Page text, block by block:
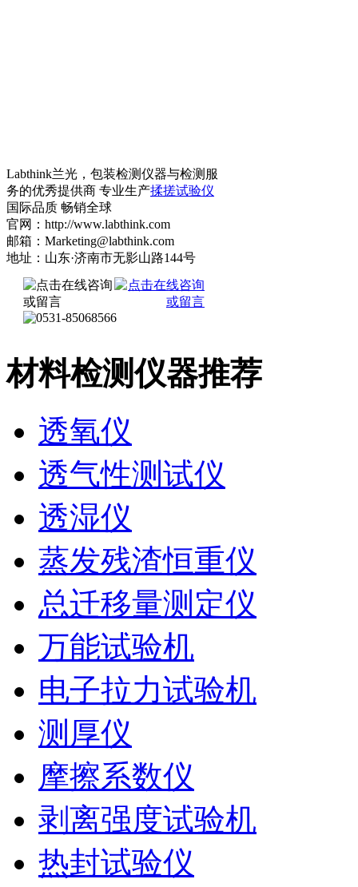
Labthink兰光，包装检测仪器与检测服
务的优秀提供商 专业生产揉搓试验仪
国际品质 畅销全球
官网：http://www.labthink.com
邮箱：Marketing@labthink.com
地址：山东·济南市无影山路144号
材料检测仪器推荐
透氧仪
透气性测试仪
透湿仪
蒸发残渣恒重仪
总迁移量测定仪
万能试验机
电子拉力试验机
测厚仪
摩擦系数仪
剥离强度试验机
热封试验仪